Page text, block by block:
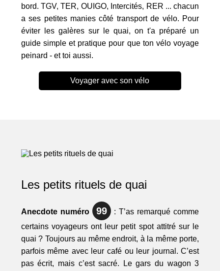
bord. TGV, TER, OUIGO, Intercités, RER ... chacun
a ses petites manies côté transport de vélo. Pour
éviter les galères sur le quai, on t'a préparé un
guide simple et pratique pour que ton vélo voyage
peinard - et toi aussi.
Voyager avec son vélo
Les petits rituels de quai
Anecdote numéro 99 : T’as remarqué comme
certains voyageurs ont leur petit spot attitré sur le
quai ? Toujours au même endroit, à la même porte,
parfois même avec leur café ou leur journal. C’est
pas écrit, mais c’est sacré. Le gars du wagon 3